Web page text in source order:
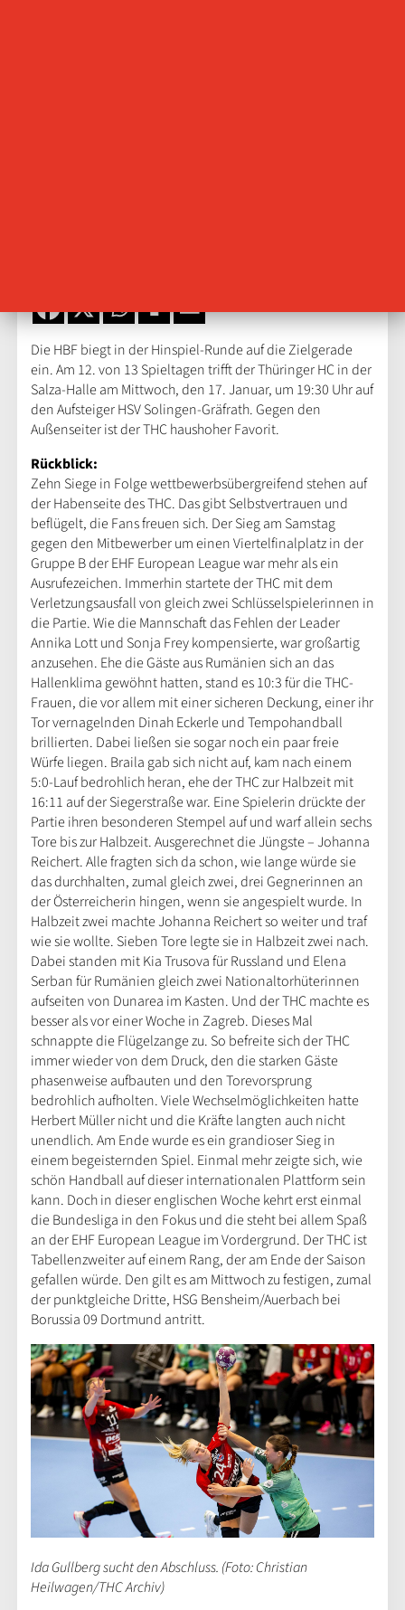
Die HBF biegt in der Hinspiel-Runde auf die Zielgerade
ein. Am 12. von 13 Spieltagen trifft der Thüringer HC in der
Salza-Halle am Mittwoch, den 17. Januar, um 19:30 Uhr auf
den Aufsteiger HSV Solingen-Gräfrath. Gegen den
Außenseiter ist der THC haushoher Favorit.
Rückblick:
Zehn Siege in Folge wettbewerbsübergreifend stehen auf
der Habenseite des THC. Das gibt Selbstvertrauen und
beflügelt, die Fans freuen sich. Der Sieg am Samstag
gegen den Mitbewerber um einen Viertelfinalplatz in der
Gruppe B der EHF European League war mehr als ein
Ausrufezeichen. Immerhin startete der THC mit dem
Verletzungsausfall von gleich zwei Schlüsselspielerinnen in
die Partie. Wie die Mannschaft das Fehlen der Leader
Annika Lott und Sonja Frey kompensierte, war großartig
anzusehen. Ehe die Gäste aus Rumänien sich an das
Hallenklima gewöhnt hatten, stand es 10:3 für die THC-
Frauen, die vor allem mit einer sicheren Deckung, einer ihr
Tor vernagelnden Dinah Eckerle und Tempohandball
brillierten. Dabei ließen sie sogar noch ein paar freie
Würfe liegen. Braila gab sich nicht auf, kam nach einem
5:0-Lauf bedrohlich heran, ehe der THC zur Halbzeit mit
16:11 auf der Siegerstraße war. Eine Spielerin drückte der
Partie ihren besonderen Stempel auf und warf allein sechs
Tore bis zur Halbzeit. Ausgerechnet die Jüngste – Johanna
Reichert. Alle fragten sich da schon, wie lange würde sie
das durchhalten, zumal gleich zwei, drei Gegnerinnen an
der Österreicherin hingen, wenn sie angespielt wurde. In
Halbzeit zwei machte Johanna Reichert so weiter und traf
wie sie wollte. Sieben Tore legte sie in Halbzeit zwei nach.
Dabei standen mit Kia Trusova für Russland und Elena
Serban für Rumänien gleich zwei Nationaltorhüterinnen
aufseiten von Dunarea im Kasten. Und der THC machte es
besser als vor einer Woche in Zagreb. Dieses Mal
schnappte die Flügelzange zu. So befreite sich der THC
immer wieder von dem Druck, den die starken Gäste
phasenweise aufbauten und den Torevorsprung
bedrohlich aufholten. Viele Wechselmöglichkeiten hatte
Herbert Müller nicht und die Kräfte langten auch nicht
unendlich. Am Ende wurde es ein grandioser Sieg in
einem begeisternden Spiel. Einmal mehr zeigte sich, wie
schön Handball auf dieser internationalen Plattform sein
kann. Doch in dieser englischen Woche kehrt erst einmal
die Bundesliga in den Fokus und die steht bei allem Spaß
an der EHF European League im Vordergrund. Der THC ist
Tabellenzweiter auf einem Rang, der am Ende der Saison
gefallen würde. Den gilt es am Mittwoch zu festigen, zumal
der punktgleiche Dritte, HSG Bensheim/Auerbach bei
Borussia 09 Dortmund antritt.
Ida Gullberg sucht den Abschluss. (Foto: Christian
Heilwagen/THC Archiv)